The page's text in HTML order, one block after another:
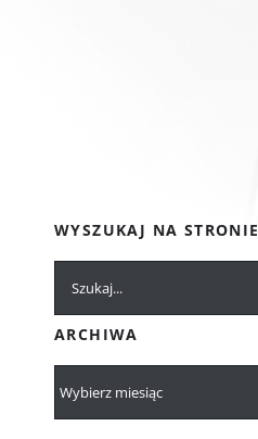
WYSZUKAJ NA STRONIE
ARCHIWA